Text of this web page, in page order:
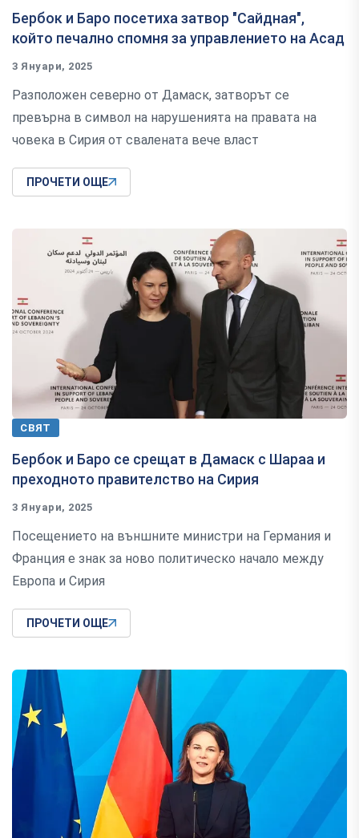
Бербок и Баро посетиха затвор "Сайдная",
който печално спомня за управлението на Асад
3 Януари, 2025
Разположен северно от Дамаск, затворът се
превърна в символ на нарушенията на правата на
човека в Сирия от свалената вече власт
ПРОЧЕТИ ОЩЕ
СВЯТ
Бербок и Баро се срещат в Дамаск с Шараа и
преходното правителство на Сирия
3 Януари, 2025
Посещението на външните министри на Германия и
Франция е знак за ново политическо начало между
Европа и Сирия
ПРОЧЕТИ ОЩЕ